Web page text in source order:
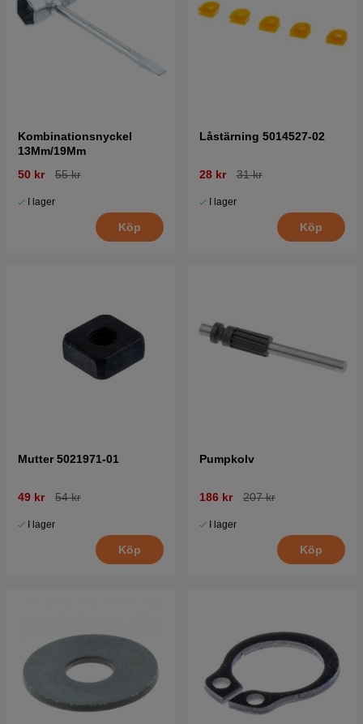
Kombinationsnyckel
13Mm/19Mm
50 kr
55 kr
I lager
Köp
Låstärning 5014527-02
28 kr 31 kr
I lager
Köp
Mutter 5021971-01
49 kr 54 kr
I lager
Köp
Pumpkolv
186 kr 207 kr
I lager
Köp